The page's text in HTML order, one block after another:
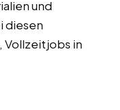
und
diesen
in